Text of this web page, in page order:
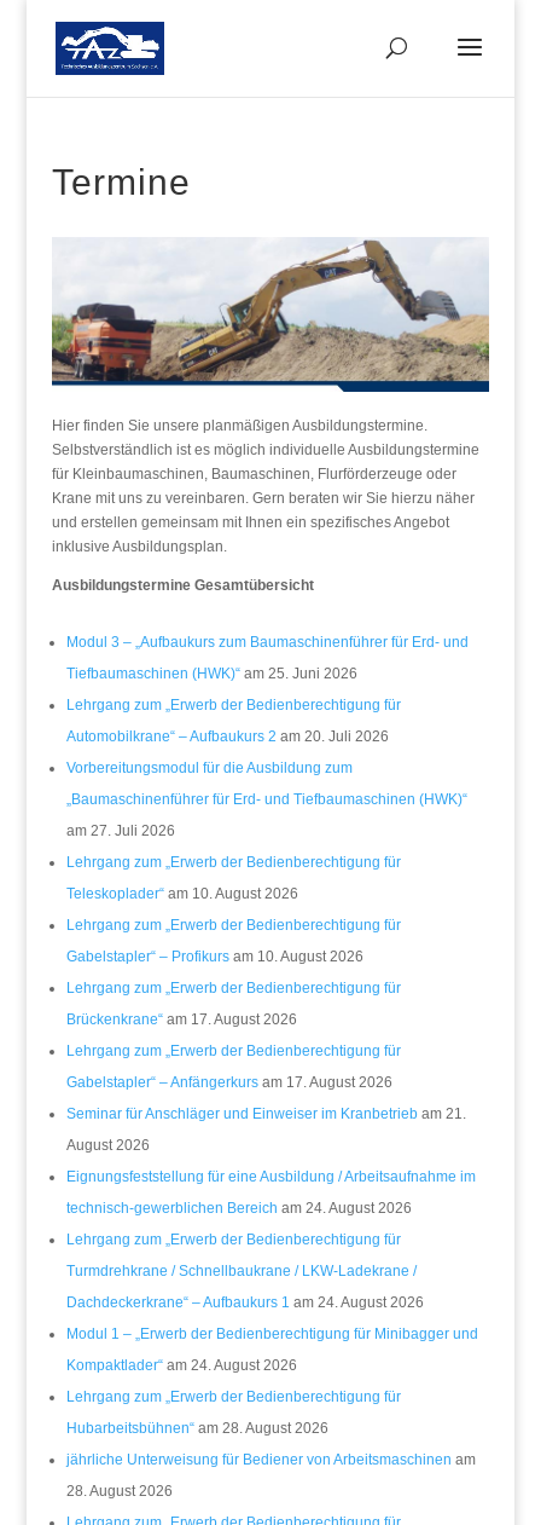
Termine
Hier finden Sie unsere planmäßigen Ausbildungstermine.
Selbstverständlich ist es möglich individuelle Ausbildungstermine
für Kleinbaumaschinen, Baumaschinen, Flurförderzeuge oder
Krane mit uns zu vereinbaren. Gern beraten wir Sie hierzu näher
und erstellen gemeinsam mit Ihnen ein spezifisches Angebot
inklusive Ausbildungsplan.
Ausbildungstermine Gesamtübersicht
Modul 3 – „Aufbaukurs zum Baumaschinenführer für Erd- und
Tiefbaumaschinen (HWK)“am 25. Juni 2026
Lehrgang zum „Erwerb der Bedienberechtigung für
Automobilkrane“ – Aufbaukurs 2 am 20. Juli 2026
Vorbereitungsmodul für die Ausbildung zum
„Baumaschinenführer für Erd- und Tiefbaumaschinen (HWK)“
am 27. Juli 2026
Lehrgang zum „Erwerb der Bedienberechtigung für
Teleskoplader“am 10. August 2026
Lehrgang zum „Erwerb der Bedienberechtigung für
Gabelstapler“ – Profikursam 10. August 2026
Lehrgang zum „Erwerb der Bedienberechtigung für
Brückenkrane“am 17. August 2026
Lehrgang zum „Erwerb der Bedienberechtigung für
Gabelstapler“ – Anfängerkursam 17. August 2026
Seminar für Anschläger und Einweiser im Kranbetriebam 21.
August 2026
Eignungsfeststellung für eine Ausbildung / Arbeitsaufnahme im
technisch-gewerblichen Bereich am 24. August 2026
Lehrgang zum „Erwerb der Bedienberechtigung für
Turmdrehkrane / Schnellbaukrane / LKW-Ladekrane /
Dachdeckerkrane“ – Aufbaukurs 1 am 24. August 2026
Modul 1 – „Erwerb der Bedienberechtigung für Minibagger und
Kompaktlader“am 24. August 2026
Lehrgang zum „Erwerb der Bedienberechtigung für
Hubarbeitsbühnen“am 28. August 2026
jährliche Unterweisung für Bediener von Arbeitsmaschinen am
28. August 2026